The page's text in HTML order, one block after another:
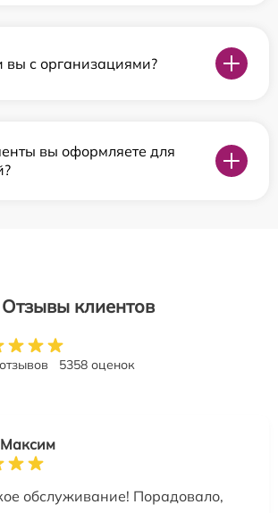
вы с организациями?
вы оформляете для
Отзывы клиентов
5358 оценок
обслуживание! Порадовало,